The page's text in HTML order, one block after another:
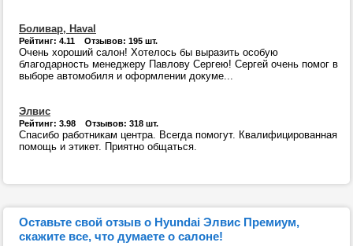
Боливар, Haval
Рейтинг: 4.11 Отзывов: 195 шт.
Очень хороший салон! Хотелось бы выразить особую
благодарность менеджеру Павлову Сергею! Сергей очень помог в
выборе автомобиля и оформлении докуме...
Элвис
Рейтинг: 3.98 Отзывов: 318 шт.
Спасибо работникам центра. Всегда помогут. Квалифицированная
помощь и этикет. Приятно общаться.
Оставьте свой отзыв о Hyundai Элвис Премиум,
скажите все, что думаете о салоне!